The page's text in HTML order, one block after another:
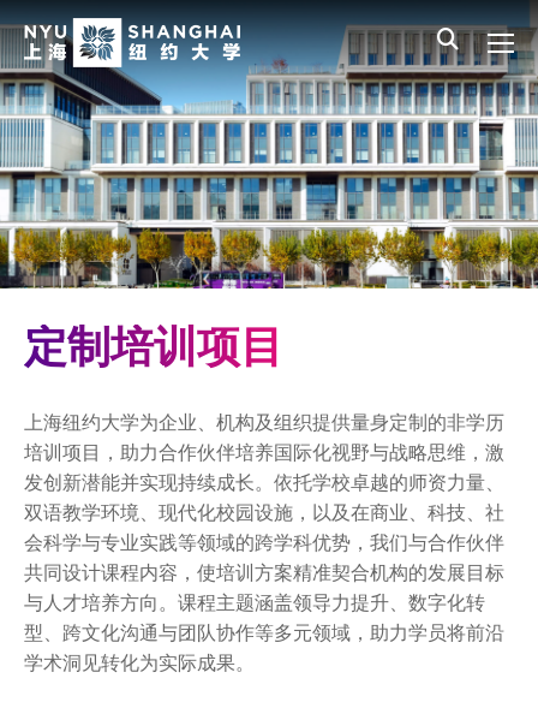
员工登录 All NYU
Main Menu CN
本科生教育
研究生项目
非学历教育
定制培训项目
证书类项目
非学历教育项目新闻
EM城市与不动产研究院
暑期项目
图书馆
定制培训项目
上海纽约大学为企业、机构及组织提供量身定制的非学历
培训项目，助力合作伙伴培养国际化视野与战略思维，激
发创新潜能并实现持续成长。依托学校卓越的师资力量、
双语教学环境、现代化校园设施，以及在商业、科技、社
会科学与专业实践等领域的跨学科优势，我们与合作伙伴
共同设计课程内容，使培训方案精准契合机构的发展目标
与人才培养方向。课程主题涵盖领导力提升、数字化转
型、跨文化沟通与团队协作等多元领域，助力学员将前沿
学术洞见转化为实际成果。